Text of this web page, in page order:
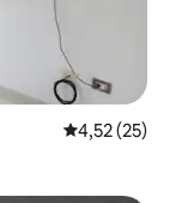
Gemiddelde
4,52 (25)